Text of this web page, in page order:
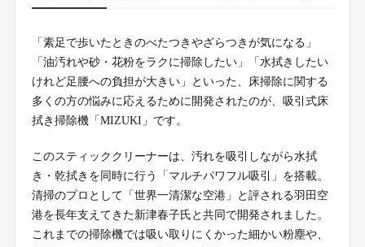
「素足で歩いたときのべたつきやざらつきが気になる」
「油汚れや砂・花粉をラクに掃除したい」「水拭きしたい
けれど足腰への負担が大きい」といった、床掃除に関する
多くの方の悩みに応えるために開発されたのが、吸引式床
拭き掃除機「MIZUKI」です。
このスティッククリーナーは、汚れを吸引しながら水拭
き・乾拭きを同時に行う「マルチパワフル吸引」を搭載。
清掃のプロとして「世界一清潔な空港」と評される羽田空
港を長年支えてきた新津春子氏と共同で開発されました。
これまでの掃除機では吸い取りにくかった細かい粉塵や、